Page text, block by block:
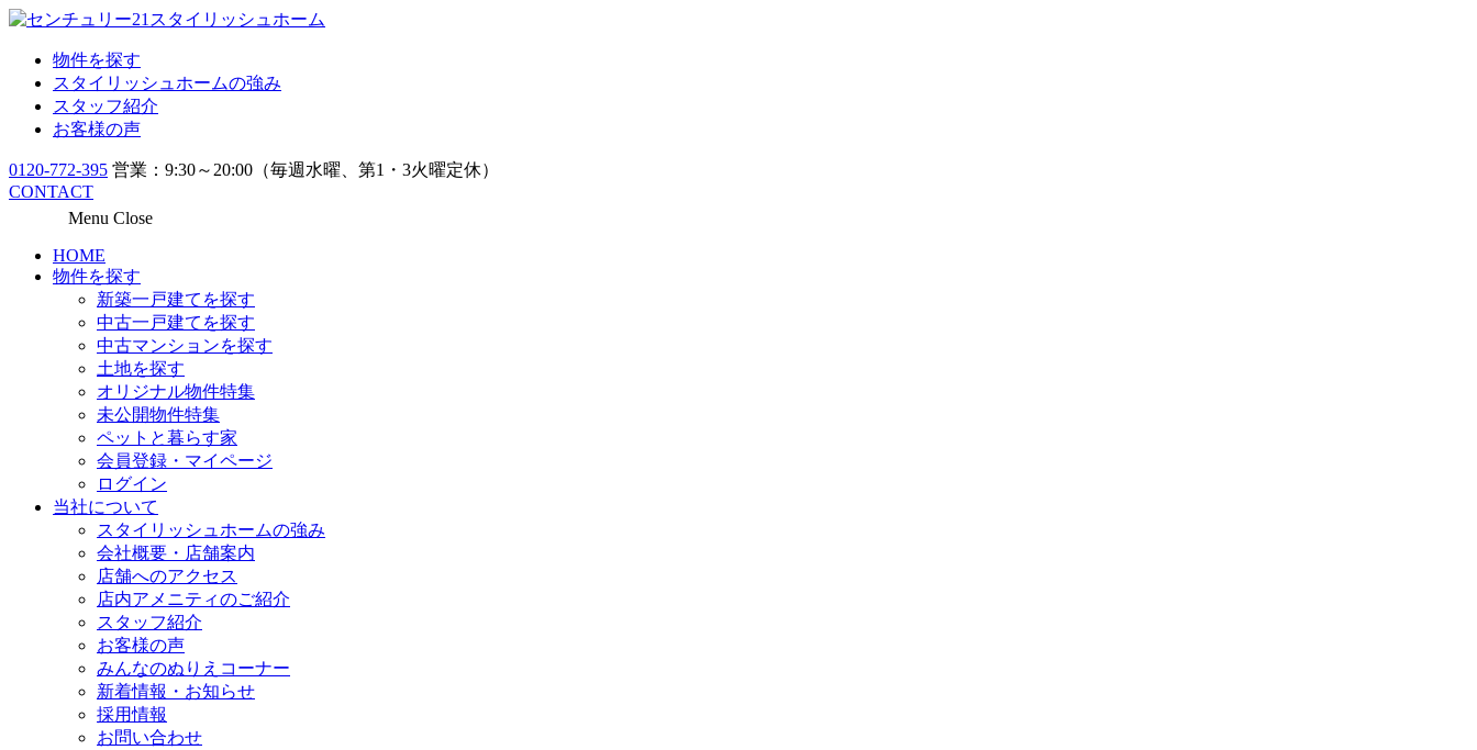
物件を探す
スタイリッシュホームの強み
スタッフ紹介
お客様の声
0120-772-395 営業：9:30～20:00（毎週水曜、第1・3火曜定休）
CONTACT
Menu Close
HOME
物件を探す
新築一戸建てを探す
中古一戸建てを探す
中古マンションを探す
土地を探す
オリジナル物件特集
未公開物件特集
ペットと暮らす家
会員登録・マイページ
ログイン
当社について
スタイリッシュホームの強み
会社概要・店舗案内
店舗へのアクセス
店内アメニティのご紹介
スタッフ紹介
お客様の声
みんなのぬりえコーナー
新着情報・お知らせ
採用情報
お問い合わせ